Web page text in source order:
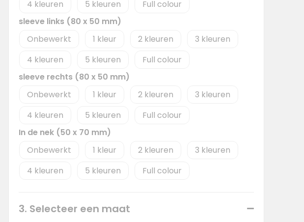
4
5
Full colour
sleeve links (80 x 50 mm)
Onbewerkt
1 2
3
4
5
Full colour
sleeve rechts (80 x 50 mm)
Onbewerkt
1 2
3
4
5
Full colour
In de nek (50 x 70 mm)
Onbewerkt
1 2
3
4
5 Full colour
3. Selecteer een maat